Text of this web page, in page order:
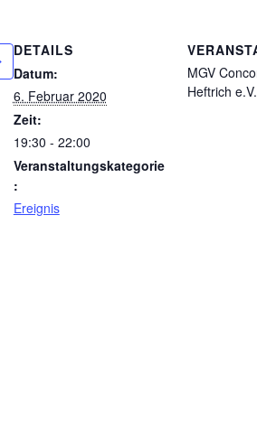
DETAILS
Datum:
6. Februar 2020
Zeit:
19:30 - 22:00
Veranstaltungskategorie
:
Ereignis
MGV
Heftrich e.V.